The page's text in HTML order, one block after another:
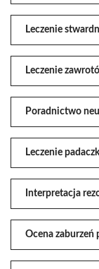
Leczenie
Leczenie
Poradnictwo
Leczenie
Interpretacja
Ocena zaburzeń